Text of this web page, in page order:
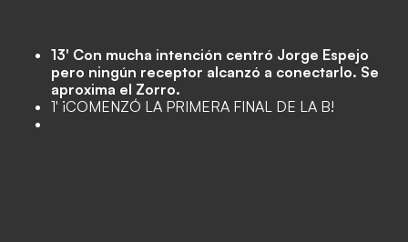
13' Con mucha intención centró Jorge Espejo
pero ningún receptor alcanzó a conectarlo. Se
aproxima el Zorro.
1' ¡COMENZÓ LA PRIMERA FINAL DE LA B!